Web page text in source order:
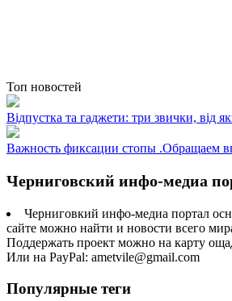
Топ новостей
Відпустка та гаджети: три звички, від
Важность фиксации стопы .Обращаем
Черниговский инфо-медиа
Черниговкий инфо-медиа портал
сайте можно найти и новости всего
Поддержать проект можно на карту
Или на PayPal: ametvile@gmail.com
Популярные теги